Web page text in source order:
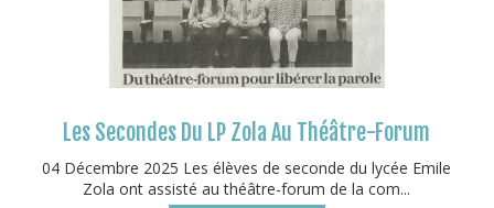
Les Secondes Du LP Zola Au Théâtre-Forum
04 Décembre 2025 Les élèves de seconde du lycée Emile
Zola ont assisté au théâtre-forum de la com...